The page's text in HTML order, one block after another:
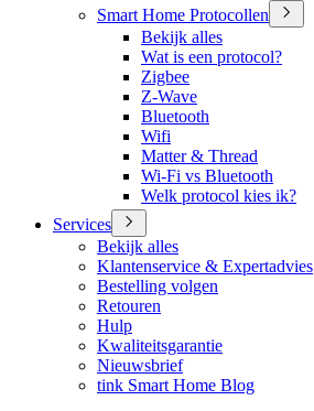
Smart Home Protocollen
Bekijk alles
Wat is een protocol?
Zigbee
Z-Wave
Bluetooth
Wifi
Matter & Thread
Wi-Fi vs Bluetooth
Welk protocol kies ik?
Services
Bekijk alles
Klantenservice & Expertadvies
Bestelling volgen
Retouren
Hulp
Kwaliteitsgarantie
Nieuwsbrief
tink Smart Home Blog